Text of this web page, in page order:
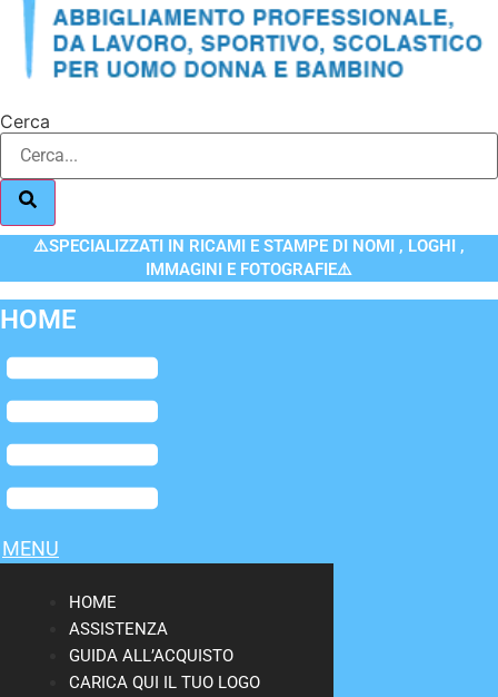
Cerca
⚠️SPECIALIZZATI IN RICAMI E STAMPE DI NOMI , LOGHI ,
IMMAGINI E FOTOGRAFIE⚠️
HOME
Flyout
Menu
MENU
HOME
ASSISTENZA
GUIDA ALL’ACQUISTO
CARICA QUI IL TUO LOGO